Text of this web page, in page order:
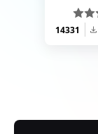
14331